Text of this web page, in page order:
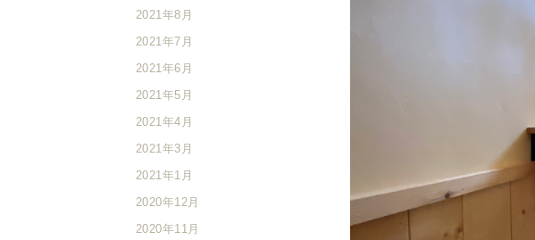
2021年8月
2021年7月
2021年6月
2021年5月
2021年4月
2021年3月
2021年1月
2020年12月
2020年11月